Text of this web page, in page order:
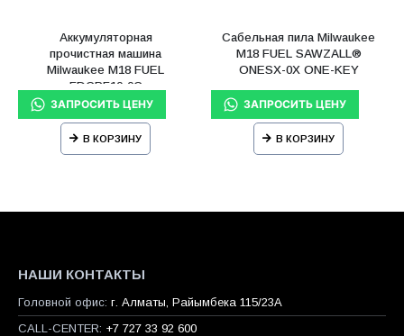
Аккумуляторная
прочистная машина
Milwaukee M18 FUEL
FDCPF10-0C
В КОРЗИНУ
Сабельная пила Milwaukee
М18 FUEL SAWZALL®
ONESX-0X ONE-KEY
В КОРЗИНУ
НАШИ КОНТАКТЫ
Головной офис: г. Алматы, Райымбека 115/23A
CALL-CENTER: +7 727 33 92 600